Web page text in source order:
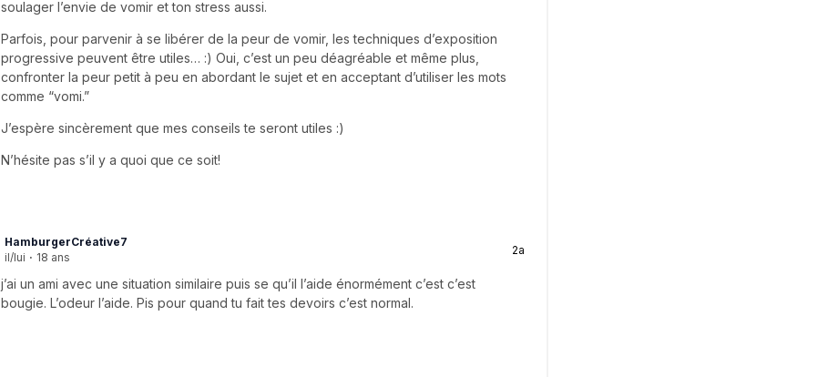
soulager l’envie de vomir et ton stress aussi.
Parfois, pour parvenir à se libérer de la peur de vomir, les techniques d’exposition
progressive peuvent être utiles… :) Oui, c’est un peu déagréable et même plus,
confronter la peur petit à peu en abordant le sujet et en acceptant d’utiliser les mots
comme “vomi.”
J’espère sincèrement que mes conseils te seront utiles :)
N’hésite pas s’il y a quoi que ce soit!
HamburgerCréative7
il/lui · 18 ans
2a
j’ai un ami avec une situation similaire puis se qu’il l’aide énormément c’est c’est
bougie. L’odeur l’aide. Pis pour quand tu fait tes devoirs c’est normal.